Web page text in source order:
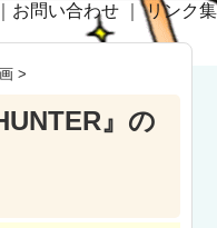
お問い合わせ ｜リンク集
>
』の